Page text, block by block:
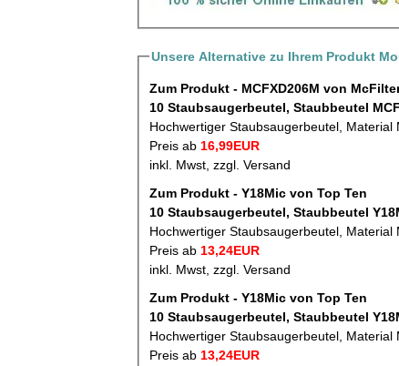
Unsere Alternative zu Ihrem Produkt
Zum Produkt - MCFXD206M von
Hochwertiger Staubsaugerbeutel, Material
Preis ab 16,99EUR
inkl. Mwst, zzgl. Versand
Zum Produkt - Y18Mic von Top Ten
Hochwertiger Staubsaugerbeutel, Material
Preis ab 13,24EUR
inkl. Mwst, zzgl. Versand
Zum Produkt - Y18Mic von Top Ten
Hochwertiger Staubsaugerbeutel, Material
Preis ab 13,24EUR